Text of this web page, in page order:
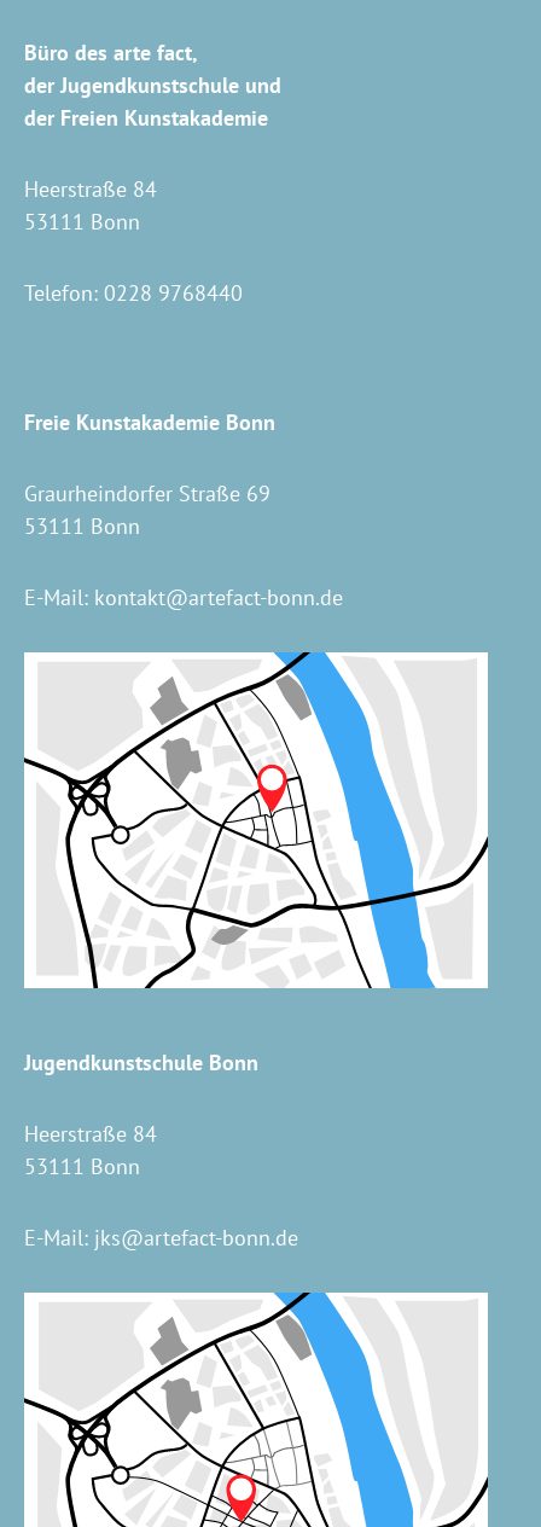
Büro des arte fact,
der Jugendkunstschule und
der Freien Kunstakademie
Heerstraße 84
53111 Bonn
Telefon: 0228 9768440
Freie Kunstakademie Bonn
Graurheindorfer Straße 69
53111 Bonn
E-Mail: kontakt@artefact-bonn.de
Jugendkunstschule Bonn
Heerstraße 84
53111 Bonn
E-Mail: jks@artefact-bonn.de